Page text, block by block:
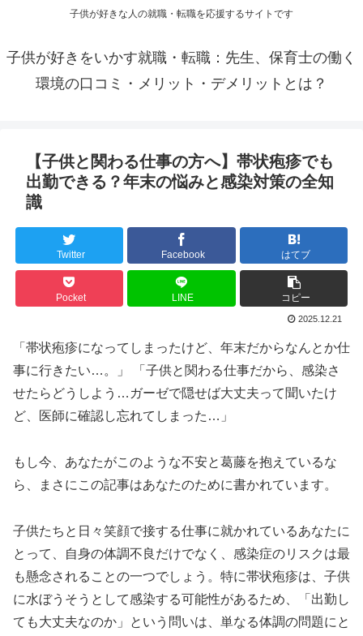
子供が好きな人の就職・転職を応援するサイトです
子供が好きをいかす就職・転職：先生、保育士の働く
環境の口コミ・メリット・デメリットとは？
【子供と関わる仕事の方へ】帯状疱疹でも
出勤できる？年末の悩みと感染対策の全知
識
Twitter Facebook はてブ
Pocket LINE コピー
2025.12.21
「帯状疱疹になってしまったけど、年末だからなんとか仕
事に行きたい…。」 「子供と関わる仕事だから、感染さ
せたらどうしよう…ガーゼで隠せば大丈夫って聞いたけ
ど、医師に確認し忘れてしまった…」
もし今、あなたがこのような不安と葛藤を抱えているな
ら、まさにこの記事はあなたのために書かれています。
子供たちと日々笑顔で接する仕事に就かれているあなたに
とって、自身の体調不良だけでなく、感染症のリスクは最
も懸念されることの一つでしょう。特に帯状疱疹は、子供
に水ぼうそうとして感染する可能性があるため、「出勤し
ても大丈夫なのか」という問いは、単なる体調の問題にと